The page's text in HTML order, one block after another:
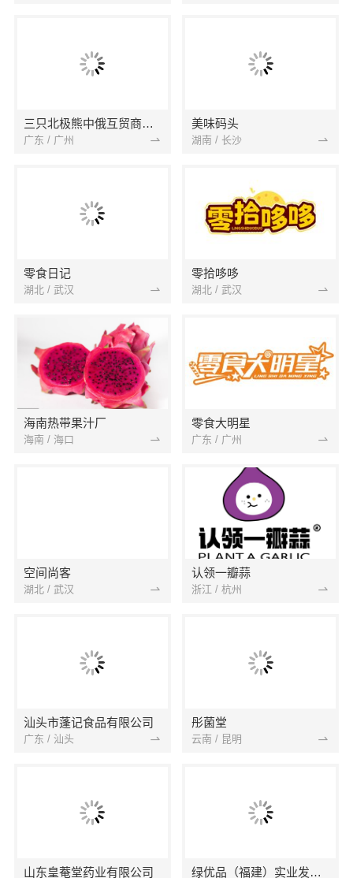
三只北极熊中俄互贸商品馆
广东 / 广州
美味码头
湖南 / 长沙
零食日记
湖北 / 武汉
零拾哆哆
湖北 / 武汉
海南热带果汁厂
海南 / 海口
零食大明星
广东 / 广州
空间尚客
湖北 / 武汉
认领一瓣蒜
浙江 / 杭州
汕头市蓬记食品有限公司
广东 / 汕头
彤菌堂
云南 / 昆明
山东皇菴堂药业有限公司 绿优品（福建）实业发展有限公司